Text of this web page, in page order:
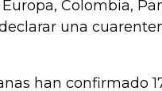
Colombia,
una
han confirmado